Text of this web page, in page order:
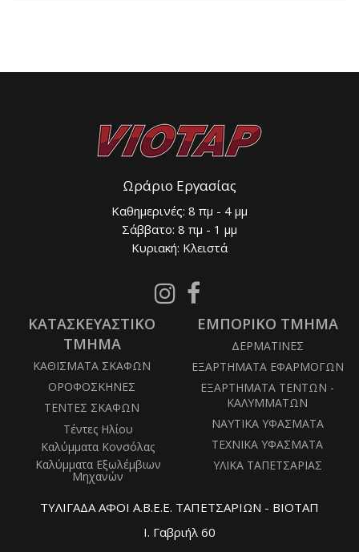
Ωράριο Εργασίας
Καθημερινές: 8 πμ - 4 μμ
Σάββατο: 8 πμ - 1 μμ
Κυριακή: Κλειστά
Follow
on
Facebook
ΚΑΤΑΣΚΕΥΑΣΤΙΚΟ
ΤΜΗΜΑ
ΚΑΘΙΣΜΑΤΑ ΣΚΑΦΩΝ
ΟΡΟΦΟΣΚΗΝΕΣ
ΤΕΝΤΕΣ ΣΚΑΦΩΝ
Τέντες Ηλίου
Καλύμματα Κονσόλας
Καλύμματα Εξωλέμβιων
Μηχανών
ΕΜΠΟΡΙΚΟ ΤΜΗΜΑ
ΔΕΡΜΑΤΙΝΕΣ
ΕΞΑΡΤΗΜΑΤΑ ΕΦΑΡΜΟΓΩΝ
ΕΞΑΡΤΗΜΑΤΑ ΤΕΝΤΩΝ -
ΚΑΛΥΜΜΑΤΩΝ
ΝΑΥΤΙΚΑ ΥΦΑΣΜΑΤΑ
ΤΕΧΝΙΚΑ ΥΦΑΣΜΑΤΑ
ΥΛΙΚΑ ΤΑΠΕΤΣΑΡΙΑΣ
ΤΥΛΙΓΑΔΑ ΑΦΟΙ Α.Β.Ε.Ε. ΤΑΠΕΤΣΑΡΙΩΝ - ΒΙΟΤΑΠ
Ι. Γαβριήλ 60